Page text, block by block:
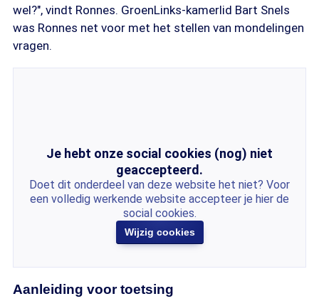
wel?", vindt Ronnes. GroenLinks-kamerlid Bart Snels
was Ronnes net voor met het stellen van mondelingen
vragen.
Je hebt onze social cookies (nog) niet
geaccepteerd.
Doet dit onderdeel van deze website het niet? Voor
een volledig werkende website accepteer je hier de
social cookies.
Wijzig cookies
Aanleiding voor toetsing